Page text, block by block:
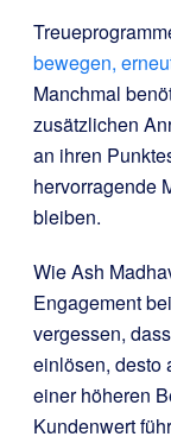
bewegen,
Manchmal
zusätzlichen
an ihren
hervorragende
bleiben.
Wie Ash
Engagement
vergessen,
einlösen, desto
einer höheren
Kundenwert